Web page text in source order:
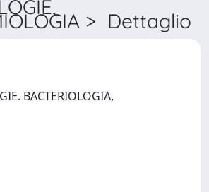
> Dettaglio
BACTERIOLOGIA,